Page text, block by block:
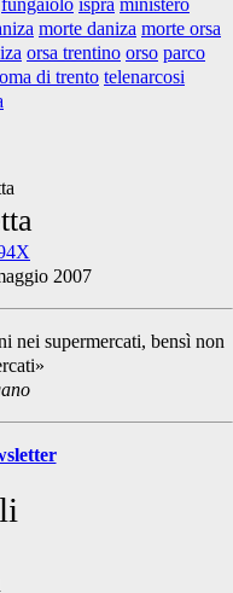
fungaiolo ispra ministero
morte daniza morte orsa
orsa trentino orso parco
di trento telenarcosi
2007
nei supermercati, bensì non